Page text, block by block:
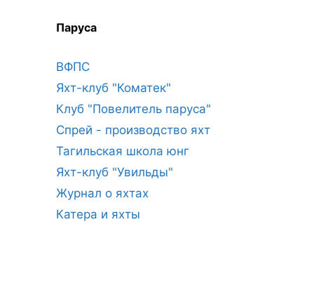
Паруса
ВФПС
Яхт-клуб "Коматек"
Клуб "Повелитель паруса"
Спрей - производство яхт
Тагильская школа юнг
Яхт-клуб "Увильды"
Журнал о яхтах
Катера и яхты